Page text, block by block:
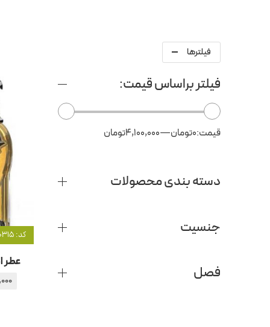
فیلترها
کد: 20315
عطر
فیلتر براساس قیمت:
قیمت:0تومان —4,100,000تومان
دسته بندی محصولات
جنسیت
فصل